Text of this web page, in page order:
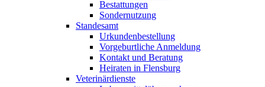
Bestattungen
Sondernutzung
Standesamt
Urkundenbestellung
Vorgeburtliche Anmeldung
Kontakt und Beratung
Heiraten in Flensburg
Veterinärdienste